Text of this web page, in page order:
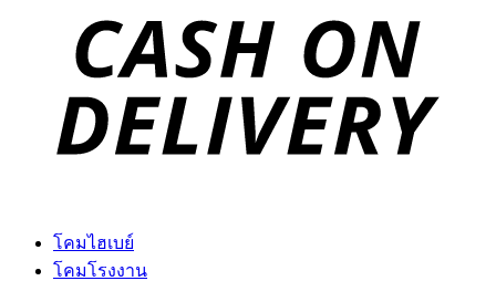
โคมไฮเบย์
โคมโรงงาน